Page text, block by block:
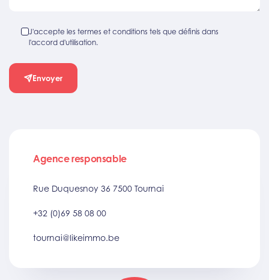
J'accepte les termes et conditions tels que définis dans
l'accord d'utilisation.
Envoyer
Agence responsable
Rue Duquesnoy 36 7500 Tournai
+32 (0)69 58 08 00
tournai@likeimmo.be